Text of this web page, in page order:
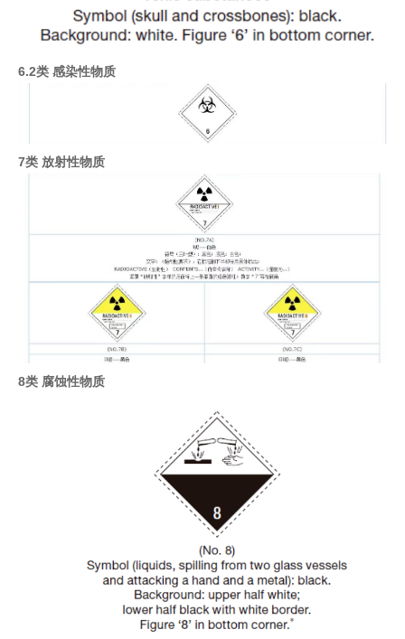
6.2类 感染性物质
7类 放射性物质
8类 腐蚀性物质